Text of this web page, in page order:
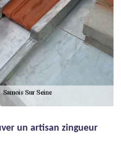
un artisan zingueur